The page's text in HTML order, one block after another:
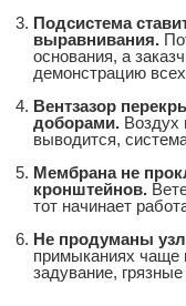
Подсистема
выравнивания.
основания, а
демонстрацию
Вентзазор
доборами. Воздух
выводится,
Мембрана не
кронштейнов.
тот начинает
Не продуманы
примыканиях чаще
задувание,